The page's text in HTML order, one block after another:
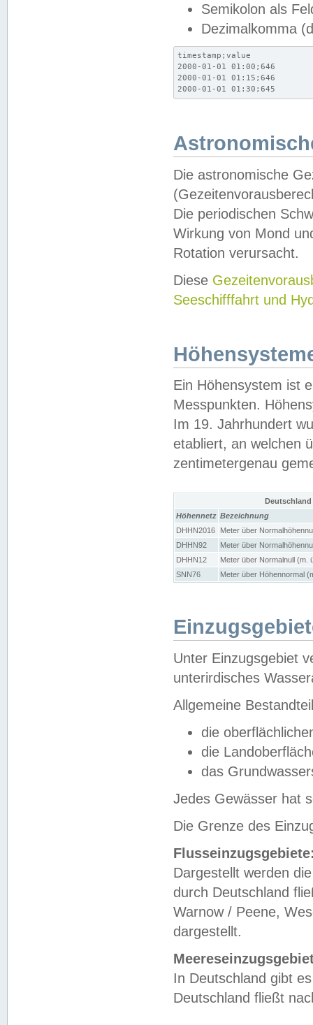
Semikolon als
Dezimalkomma
timestamp;value
2000-01-01 01:00;646
2000-01-01 01:15;646
2000-01-01 01:30;645
Die astronomische
Die periodischen
Wirkung von Mond
Rotation verursacht.
Diese
Seeschifffahrt und
Ein Höhensystem ist
Messpunkten.
Im 19. Jahrhundert
etabliert, an welchen
zentimetergenau
Höhennetz Bezeichnung
DHHN2016
Meter über
DHHN92
Meter über
DHHN12
Meter über Normalnull (m.
SNN76
Meter über Höhennormal
Unter Einzugsgebiet
unterirdisches
Allgemeine
die
die
das
Jedes Gewässer hat
Die Grenze des
Dargestellt werden
durch Deutschland
Warnow / Peene,
dargestellt.
In Deutschland gibt
Deutschland fließt